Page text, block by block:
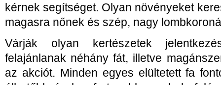
kérnek segítséget. Olyan növényeket
magasra nőnek és szép, nagy
Várják olyan kertészetek
felajánlanak néhány fát, illetve
az akciót. Minden egyes elültetett fa